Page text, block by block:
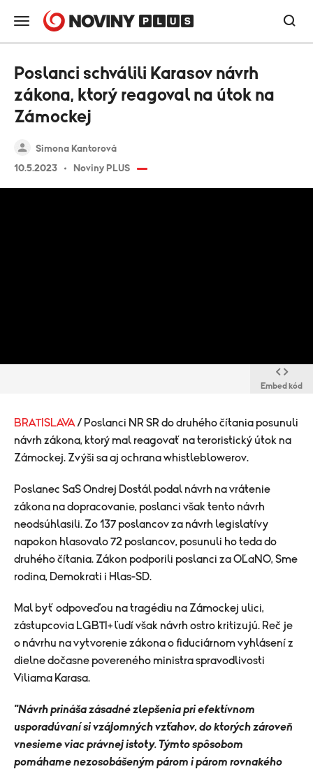
Simona Kantorová
10.5.2023
Noviny PLUS
Poslanci schválili Karasov návrh
zákona, ktorý reagoval na útok na
Zámockej
Embed kód
BRATISLAVA / Poslanci NR SR do druhého čítania posunuli
návrh zákona, ktorý mal reagovať na teroristický útok na
Zámockej. Zvýši sa aj ochrana whistleblowerov.
Poslanec SaS Ondrej Dostál podal návrh na vrátenie
zákona na dopracovanie, poslanci však tento návrh
neodsúhlasili. Zo 137 poslancov za návrh legislatívy
napokon hlasovalo 72 poslancov, posunuli ho teda do
druhého čítania. Zákon podporili poslanci za OĽaNO, Sme
rodina, Demokrati i Hlas-SD.
Mal byť odpoveďou na tragédiu na Zámockej ulici,
zástupcovia LGBTI+ ľudí však návrh ostro kritizujú. Reč je
o návrhu na vytvorenie zákona o fiduciárnom vyhlásení z
dielne dočasne povereného ministra spravodlivosti
Viliama Karasa.
"Návrh prináša zásadné zlepšenia pri efektívnom
usporadúvaní si vzájomných vzťahov, do ktorých zároveň
vnesieme viac právnej istoty. Týmto spôsobom
pomáhame nezosobášeným párom i párom rovnakého